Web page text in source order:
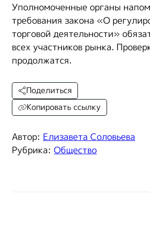
Уполномоченные органы
требования закона «О
торговой деятельности»
всех участников рынка.
продолжатся.
Автор: Елизавета Соловьева
Рубрика: Общество
Поделиться
Копировать ссылку